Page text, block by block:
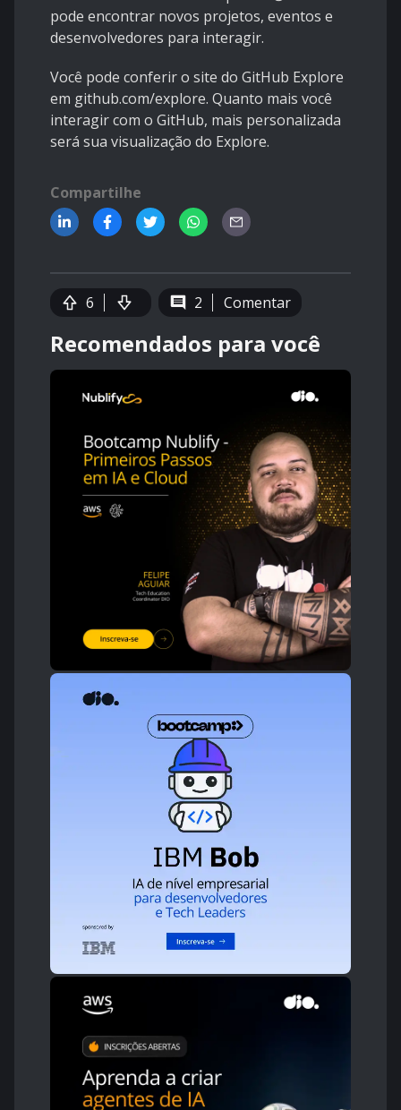
pode encontrar novos projetos, eventos e
desenvolvedores para interagir.
Você pode conferir o site do GitHub Explore
em github.com/explore. Quanto mais você
interagir com o GitHub, mais personalizada
será sua visualização do Explore.
Compartilhe
6 2 Comentar
Recomendados para você